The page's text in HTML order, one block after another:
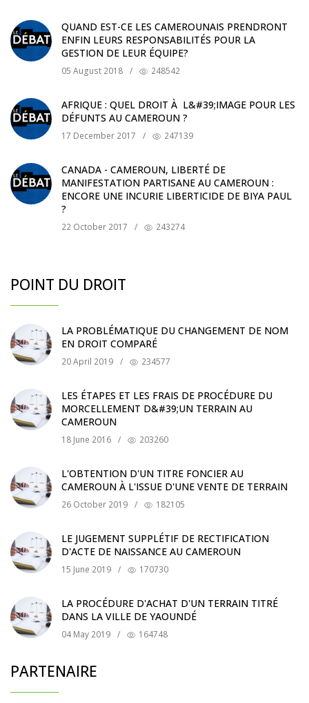
QUAND EST-CE LES CAMEROUNAIS PRENDRONT
ENFIN LEURS RESPONSABILITÉS POUR LA
GESTION DE LEUR ÉQUIPE?
05 August 2018 / 248542
AFRIQUE : QUEL DROIT À L&#39;IMAGE POUR LES
DÉFUNTS AU CAMEROUN ?
17 December 2017 / 247139
CANADA - CAMEROUN, LIBERTÉ DE
MANIFESTATION PARTISANE AU CAMEROUN :
ENCORE UNE INCURIE LIBERTICIDE DE BIYA PAUL
?
22 October 2017 / 243274
POINT DU DROIT
LA PROBLÉMATIQUE DU CHANGEMENT DE NOM
EN DROIT COMPARÉ
20 April 2019 / 234577
LES ÉTAPES ET LES FRAIS DE PROCÉDURE DU
MORCELLEMENT D&#39;UN TERRAIN AU
CAMEROUN
18 June 2016 / 203260
L'OBTENTION D'UN TITRE FONCIER AU
CAMEROUN À L'ISSUE D'UNE VENTE DE TERRAIN
26 October 2019 / 182105
LE JUGEMENT SUPPLÉTIF DE RECTIFICATION
D'ACTE DE NAISSANCE AU CAMEROUN
15 June 2019 / 170730
LA PROCÉDURE D'ACHAT D'UN TERRAIN TITRÉ
DANS LA VILLE DE YAOUNDÉ
04 May 2019 / 164748
PARTENAIRE